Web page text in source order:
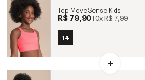
Top Move Sense Kids
R$ 79,9010xR$ 7,99
14